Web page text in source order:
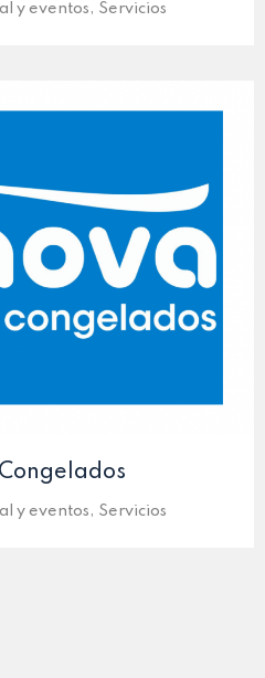
y eventos, Servicios
y eventos, Servicios